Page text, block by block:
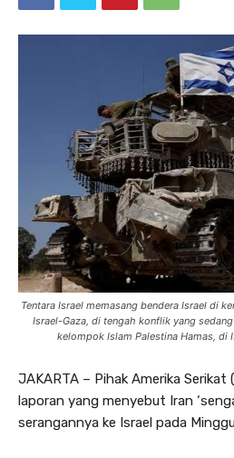
Tentara Israel memasang bendera Israel di
Israel-Gaza, di tengah konflik yang
kelompok Islam Palestina Hamas, di
JAKARTA – Pihak Amerika Serikat
laporan yang menyebut Iran
serangannya ke Israel pada